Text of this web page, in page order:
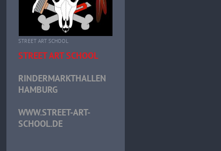
STREET ART SCHOOL
STREET ART SCHOOL
RINDERMARKTHALLEN
HAMBURG
WWW.STREET-ART-
SCHOOL.DE